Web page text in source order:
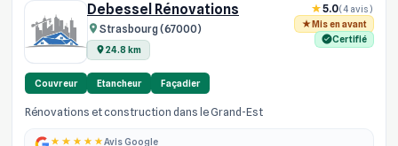
Debessel Rénovations
Strasbourg (67000)
24.8 km
5.0(4 avis)
Mis en avant
Certifié
Couvreur Etancheur Façadier
Rénovations et construction dans le Grand-Est
Avis Google